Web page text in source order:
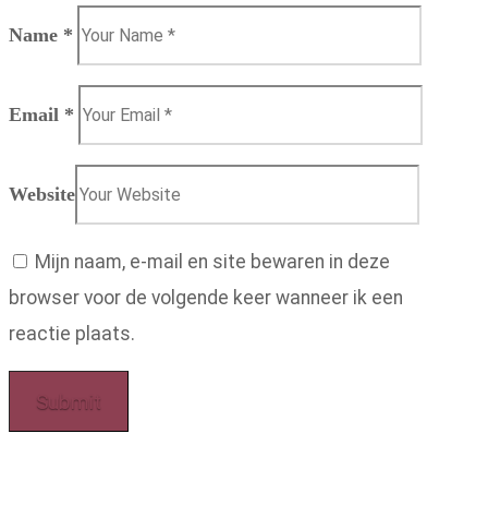
Name *
Email *
Website
Mijn naam, e-mail en site bewaren in deze
browser voor de volgende keer wanneer ik een
reactie plaats.